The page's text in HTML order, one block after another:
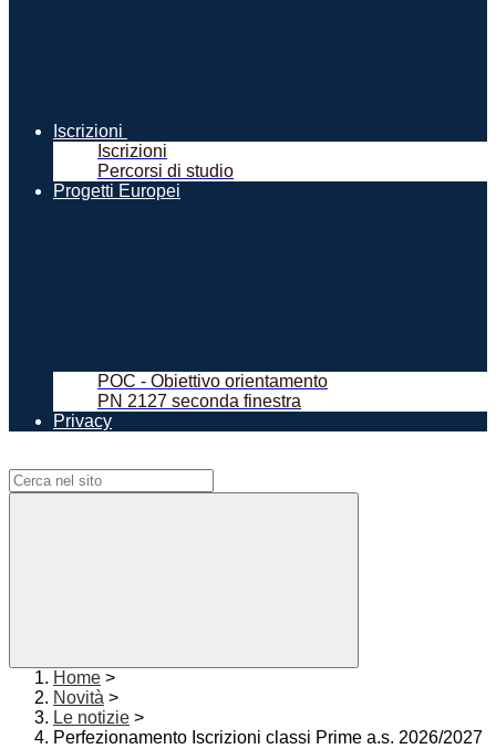
Iscrizioni
Iscrizioni
Percorsi di studio
Progetti Europei
POC - Obiettivo orientamento
PN 2127 seconda finestra
Privacy
Home >
Novità >
Le notizie >
Perfezionamento Iscrizioni classi Prime a.s. 2026/2027